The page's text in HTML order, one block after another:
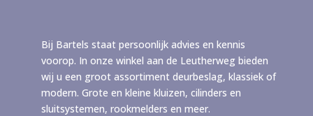
Bij Bartels staat persoonlijk advies en kennis
voorop. In onze winkel aan de Leutherweg bieden
wij u een groot assortiment deurbeslag, klassiek of
modern. Grote en kleine kluizen, cilinders en
sluitsystemen, rookmelders en meer.